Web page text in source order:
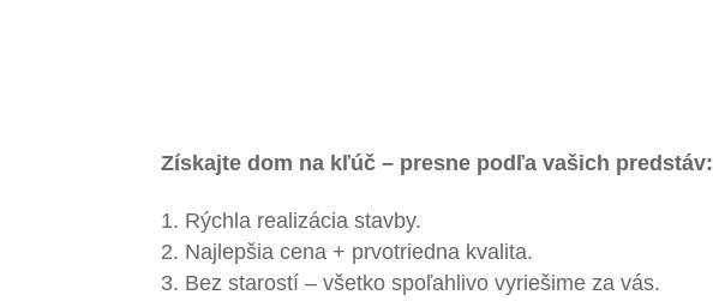
Získajte dom na kľúč – presne podľa vašich predstáv:
Rýchla realizácia stavby.
Najlepšia cena + prvotriedna kvalita.
Bez starostí – všetko spoľahlivo vyriešime za vás.